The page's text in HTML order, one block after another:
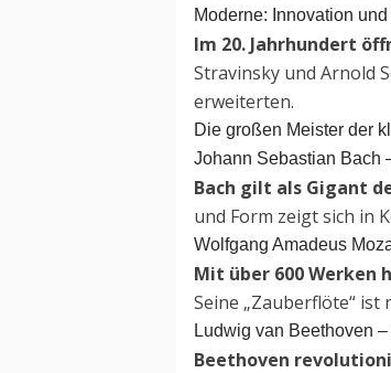
Moderne: Innovation
Im 20. Jahrhundert
Stravinsky und Arnold
erweiterten.
Die großen Meister der
Johann Sebastian Bach
Bach gilt als Gigant
und Form zeigt sich in
Wolfgang Amadeus
Mit über 600 Werken
Seine „Zauberflöte“
Ludwig van Beethoven
Beethoven